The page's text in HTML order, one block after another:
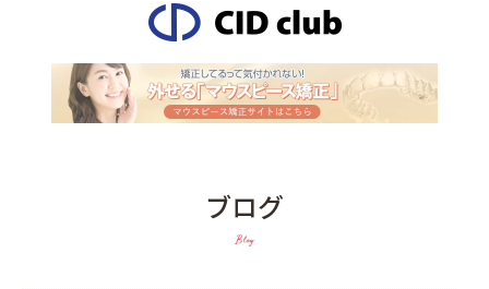
ブログ
Blog